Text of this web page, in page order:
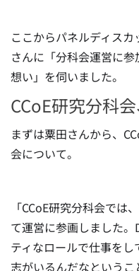
ここからパネルディス
さんに「分科会運営に
想い」を伺いました。
CCoE研究分科
まずは粟田さんから、
会について。
「CCoE研究分科会で
て運営に参画しました。
ティなロールで仕事を
志がいるんだなという